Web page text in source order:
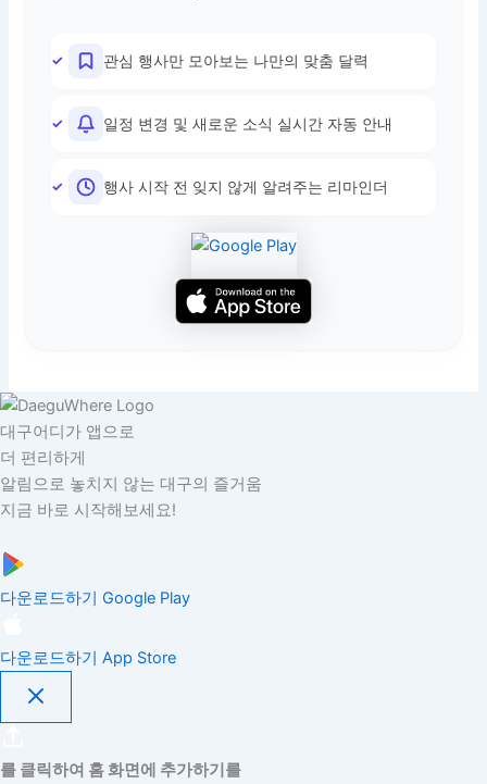
관심 행사만 모아보는 나만의 맞춤 달력
일정 변경 및 새로운 소식 실시간 자동 안내
행사 시작 전 잊지 않게 알려주는 리마인더
대구어디가 앱으로
더 편리하게
알림으로 놓치지 않는 대구의 즐거움
지금 바로 시작해보세요!
다운로드하기 Google Play
다운로드하기 App Store
를 클릭하여 홈 화면에 추가하기를